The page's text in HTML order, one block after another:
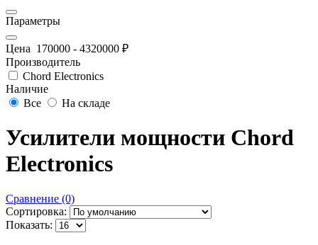
Параметры
Цена 170000 - 4320000 ₽
Производитель
Chord Electronics
Наличие
Все
На складе
Усилители мощности Chord
Electronics
Сравнение (0)
Сортировка:
Показать: